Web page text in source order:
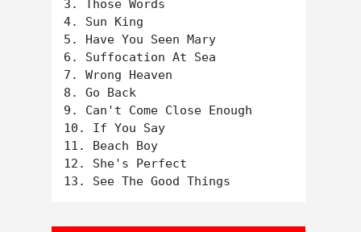
3. Those Words
4. Sun King
5. Have You Seen Mary
6. Suffocation At Sea
7. Wrong Heaven
8. Go Back
9. Can't Come Close Enough
10. If You Say
11. Beach Boy
12. She's Perfect